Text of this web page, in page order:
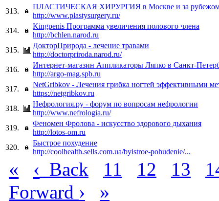
313.
ПЛАСТИЧЕСКАЯ ХИРУРГИЯ в Москве и за рубежом
http://www.plastysurgery.ru/
314.
Kingpenis Программа увеличения полового члена
http://bchlen.narod.ru
315.
ДокторПрирода - лечение травами
http://doctorpriroda.narod.ru/
316.
Интернет-магазин Аппликаторы Ляпко в Санкт-
http://argo-mag.spb.ru
317.
NetGribkov - Лечения грибка ногтей эффективными
https://netgribkov.ru
318.
Нефрология.ру - форум по вопросам нефрологии
http://www.nefrologia.ru/
319.
Феномен Фролова - искусство здорового дыхания
http://lotos-om.ru
320.
Быстрое похудение
http://coolhealth.sells.com.ua/byistroe-pohudenie/...
« ‹ Back 11 12 13
Forward › »